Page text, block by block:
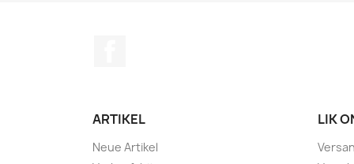
ARTIKEL
Neue Artikel
LIK